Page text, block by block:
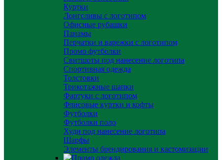
Куртки
Лонгсливы с логотипом
Офисные рубашки
Панамы
Перчатки и варежки с логотипом
Промо футболки
Свитшоты под нанесение логотипа
Спортивная одежда
Толстовки
Трикотажные шапки
Фартуки с логотипом
Флисовые куртки и кофты
Футболки
Футболки поло
Худи под нанесение логотипа
Шарфы
Элементы брендирования и кастомизации